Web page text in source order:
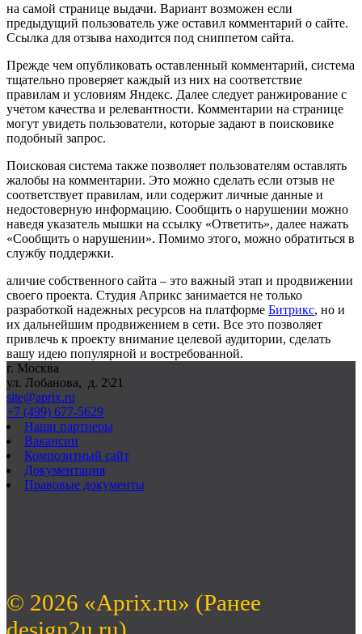
на самой странице выдачи. Вариант возможен если
предыдущий пользователь уже оставил комментарий о сайте.
Ссылка для отзыва находится под сниппетом сайта.
Прежде чем опубликовать оставленный комментарий, система
тщательно проверяет каждый из них на соответствие
правилам и условиям Яндекс. Далее следует ранжирование с
учетом качества и релевантности. Комментарии на странице
могут увидеть пользователи, которые задают в поисковике
подобный запрос.
Поисковая система также позволяет пользователям оставлять
жалобы на комментарии. Это можно сделать если отзыв не
соответствует правилам, или содержит личные данные и
недостоверную информацию. Сообщить о нарушении можно
наведя указатель мышки на ссылку «Ответить», далее нажать
«Сообщить о нарушении». Помимо этого, можно обратиться в
службу поддержки.
аличие собственного сайта – это важный этап и продвижении
своего проекта. Студия Априкс занимается не только
разработкой надежных ресурсов на платформе Битрикс, но и
их дальнейшим продвижением в сети. Все это позволяет
привлечь к проекту внимание целевой аудитории, сделать
вашу идею популярной и востребованной.
г. Москва
ул. Лобанова, д. 2\21
site@aprix.ru
+7 (499) 677-5629
Наши партнеры
Вакансии
Композитный сайт
Документация
Правовые документы
© 2026 «Aprix.ru» (Ранее